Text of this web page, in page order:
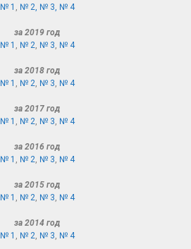
№ 1
№ 2, № 3, № 4
за 2019 год
№ 1
№ 2 № 3 № 4
за 2018 год
№ 1
№ 2 № 3 № 4
за 2017 год
№ 1
№ 2 № 3 № 4
за 2016 год
№ 1
№ 2 № 3 № 4
за 2015 год
№ 1
№ 2 № 3 № 4
за 2014 год
№ 1
№ 2 № 3 № 4